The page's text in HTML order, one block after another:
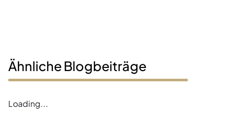
Ähnliche Blogbeiträge
Loading...